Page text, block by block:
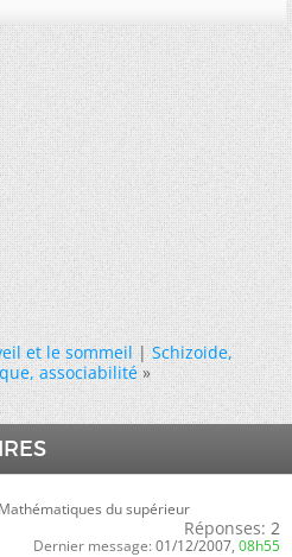
et le sommeil|Schizoide,
associabilité »
du supérieur
Réponses: 2
Dernier message: 01/12/2007, 08h55